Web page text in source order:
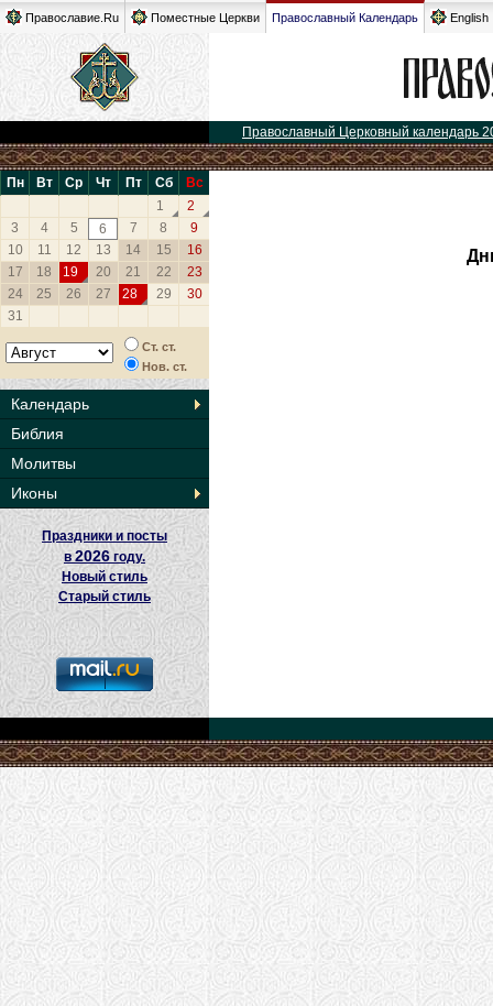
Православие.Ru Поместные Церкви Православный Календарь English
Православный Церковный календарь
Пн Вт Ср Чт Пт Сб
Вс
1
2
3
4 5 6 7 8
9
10
11 12 13 14 15
16
17
18 19 20 21 22
23
24
25 26 27 28 29
30
31
Ст. ст.
Нов. ст.
Календарь
Библия
Молитвы
Иконы
Праздники и посты
в2026 году.
Новый стиль
Старый стиль